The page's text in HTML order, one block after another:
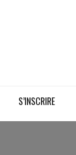
S’INSCRIRE